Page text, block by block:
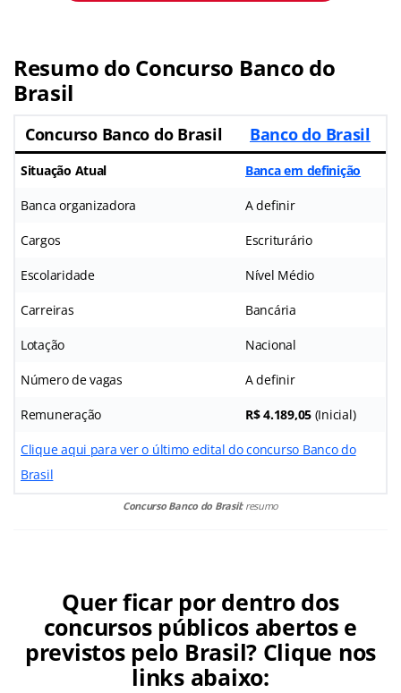
Resumo do Concurso Banco do
Brasil
Concurso Banco do Brasil Banco do Brasil
Situação Atual Banca em definição
Banca organizadora A definir
Cargos Escriturário
Escolaridade Nível Médio
Carreiras Bancária
Lotação Nacional
Número de vagas A definir
Remuneração R$ 4.189,05 (Inicial)
Clique aqui para ver o último edital do concurso Banco do
Brasil
Concurso Banco do Brasil:resumo
Quer ficar por dentro dos
concursos públicos abertos e
previstos pelo Brasil? Clique nos
links abaixo: